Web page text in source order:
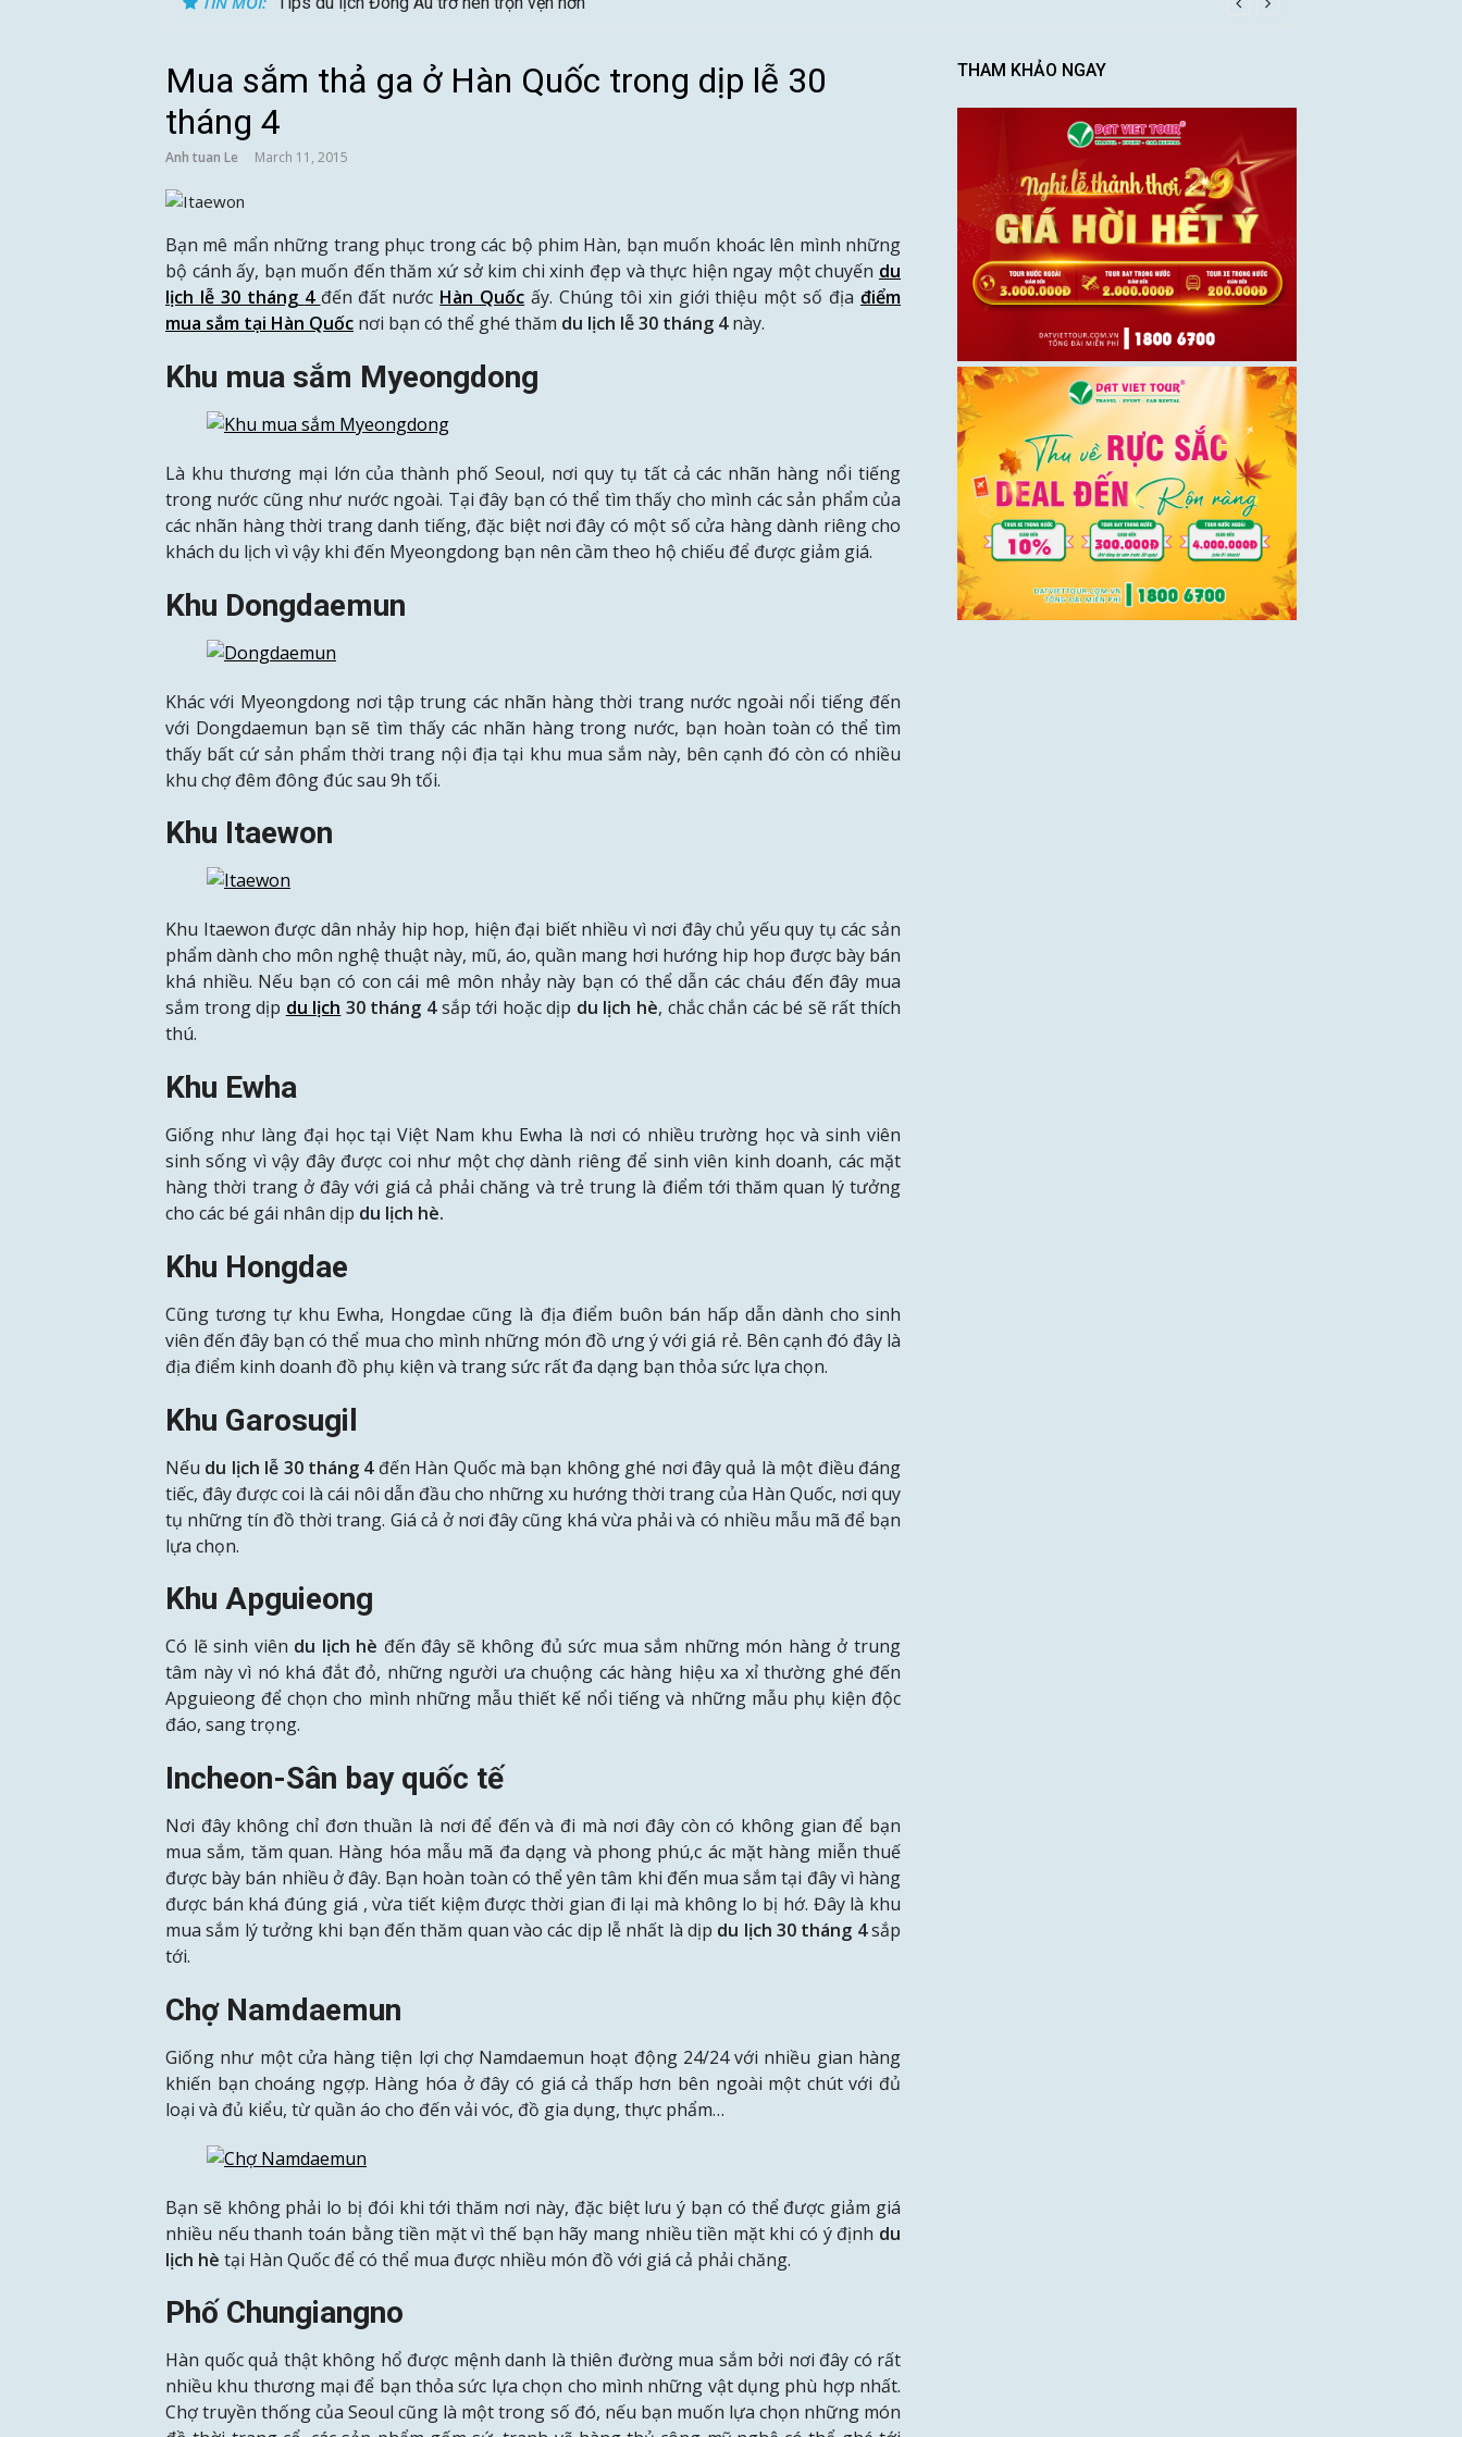
Mua sắm thả ga ở Hàn Quốc trong dịp lễ 30
tháng 4
Anh tuan Le March 11, 2015
Bạn mê mẩn những trang phục trong các bộ phim Hàn, bạn muốn khoác lên mình những
bộ cánh ấy, bạn muốn đến thăm xứ sở kim chi xinh đẹp và thực hiện ngay một chuyến du
lịch lễ 30tháng 4 đến đất nước Hàn Quốc ấy. Chúng tôi xin giới thiệu một số địađiểm
mua sắm tại Hàn Quốc nơi bạn có thể ghé thăm du lịch lễ 30 tháng 4này.
Khu mua sắm Myeongdong
Là khu thương mại lớn của thành phố Seoul, nơi quy tụ tất cả các nhãn hàng nổi tiếng
trong nước cũng như nước ngoài. Tại đây bạn có thể tìm thấy cho mình các sản phẩm của
các nhãn hàng thời trang danh tiếng, đặc biệt nơi đây có một số cửa hàng dành riêng cho
khách du lịch vì vậy khi đến Myeongdong bạn nên cầm theo hộ chiếu để được giảm giá.
Khu Dongdaemun
Khác với Myeongdong nơi tập trung các nhãn hàng thời trang nước ngoài nổi tiếng đến
với Dongdaemun bạn sẽ tìm thấy các nhãn hàng trong nước, bạn hoàn toàn có thể tìm
thấy bất cứ sản phẩm thời trang nội địa tại khu mua sắm này, bên cạnh đó còn có nhiều
khu chợ đêm đông đúc sau 9h tối.
Khu Itaewon
Khu Itaewon được dân nhảy hip hop, hiện đại biết nhiều vì nơi đây chủ yếu quy tụ các sản
phẩm dành cho môn nghệ thuật này, mũ, áo, quần mang hơi hướng hip hop được bày bán
khá nhiều. Nếu bạn có con cái mê môn nhảy này bạn có thể dẫn các cháu đến đây mua
sắm trong dịp du lịch 30tháng 4sắp tới hoặc dịp du lịch hè, chắc chắn các bé sẽ rất thích
thú.
Khu Ewha
Giống như làng đại học tại Việt Nam khu Ewha là nơi có nhiều trường học và sinh viên
sinh sống vì vậy đây được coi như một chợ dành riêng để sinh viên kinh doanh, các mặt
hàng thời trang ở đây với giá cả phải chăng và trẻ trung là điểm tới thăm quan lý tưởng
cho các bé gái nhân dịp du lịch hè.
Khu Hongdae
Cũng tương tự khu Ewha, Hongdae cũng là địa điểm buôn bán hấp dẫn dành cho sinh
viên đến đây bạn có thể mua cho mình những món đồ ưng ý với giá rẻ. Bên cạnh đó đây là
địa điểm kinh doanh đồ phụ kiện và trang sức rất đa dạng bạn thỏa sức lựa chọn.
Khu Garosugil
Nếu du lịch lễ 30tháng 4đến Hàn Quốc mà bạn không ghé nơi đây quả là một điều đáng
tiếc, đây được coi là cái nôi dẫn đầu cho những xu hướng thời trang của Hàn Quốc, nơi quy
tụ những tín đồ thời trang. Giá cả ở nơi đây cũng khá vừa phải và có nhiều mẫu mã để bạn
lựa chọn.
Khu Apguieong
Có lẽ sinh viên du lịch hè đến đây sẽ không đủ sức mua sắm những món hàng ở trung
tâm này vì nó khá đắt đỏ, những người ưa chuộng các hàng hiệu xa xỉ thường ghé đến
Apguieong để chọn cho mình những mẫu thiết kế nổi tiếng và những mẫu phụ kiện độc
đáo, sang trọng.
Incheon-Sân bay quốc tế
Nơi đây không chỉ đơn thuần là nơi để đến và đi mà nơi đây còn có không gian để bạn
mua sắm, tăm quan. Hàng hóa mẫu mã đa dạng và phong phú,c ác mặt hàng miễn thuế
được bày bán nhiều ở đây. Bạn hoàn toàn có thể yên tâm khi đến mua sắm tại đây vì hàng
được bán khá đúng giá , vừa tiết kiệm được thời gian đi lại mà không lo bị hớ. Đây là khu
mua sắm lý tưởng khi bạn đến thăm quan vào các dịp lễ nhất là dịp du lịch 30 tháng 4sắp
tới.
Chợ Namdaemun
Giống như một cửa hàng tiện lợi chợ Namdaemun hoạt động 24/24 với nhiều gian hàng
khiến bạn choáng ngợp. Hàng hóa ở đây có giá cả thấp hơn bên ngoài một chút với đủ
loại và đủ kiểu, từ quần áo cho đến vải vóc, đồ gia dụng, thực phẩm…
Bạn sẽ không phải lo bị đói khi tới thăm nơi này, đặc biệt lưu ý bạn có thể được giảm giá
nhiều nếu thanh toán bằng tiền mặt vì thế bạn hãy mang nhiều tiền mặt khi có ý định du
lịch hè tại Hàn Quốc để có thể mua được nhiều món đồ với giá cả phải chăng.
Phố Chungiangno
Hàn quốc quả thật không hổ được mệnh danh là thiên đường mua sắm bởi nơi đây có rất
nhiều khu thương mại để bạn thỏa sức lựa chọn cho mình những vật dụng phù hợp nhất.
Chợ truyền thống của Seoul cũng là một trong số đó, nếu bạn muốn lựa chọn những món
THAM KHẢO NGAY